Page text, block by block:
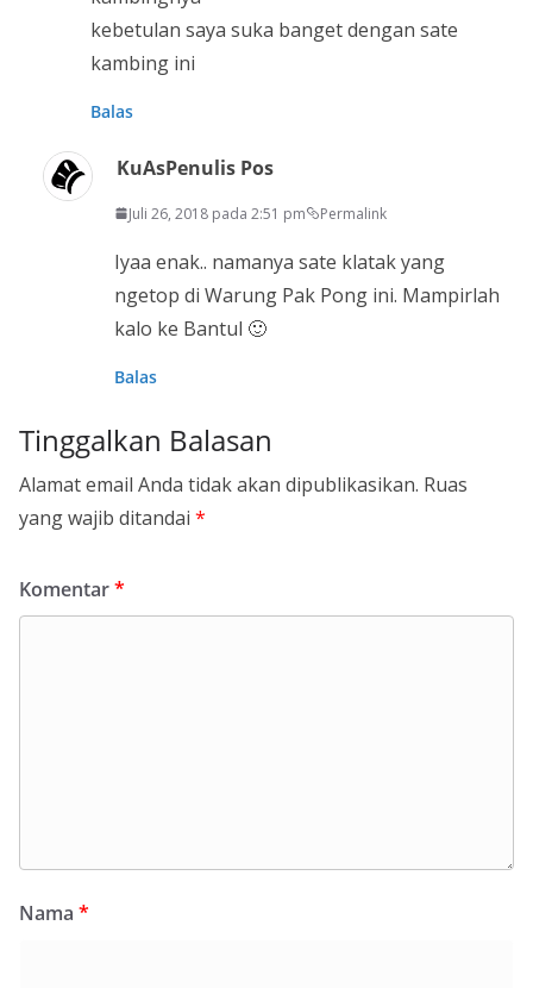
kebetulan saya suka banget dengan sate
kambing ini
Balas
KuAsPenulis Pos
Juli 26, 2018 pada 2:51 pm Permalink
Iyaa enak.. namanya sate klatak yang
ngetop di Warung Pak Pong ini. Mampirlah
kalo ke Bantul 🙂
Balas
Tinggalkan Balasan
Alamat email Anda tidak akan dipublikasikan. Ruas
yang wajib ditandai *
Komentar*
Nama *